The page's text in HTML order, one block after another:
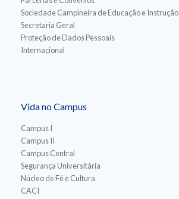
Sociedade Campineira de Educação e Instrução
Secretaria Geral
Proteção de Dados Pessoais
Internacional
Vida no Campus
Campus I
Campus II
Campus Central
Segurança Universitária
Núcleo de Fé e Cultura
CACI